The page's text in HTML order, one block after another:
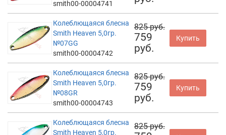
smith00-00004741
Колеблющаяся блесна
Smith Heaven 5,0гр.
№07GG
smith00-00004742
825 руб.
759
руб.
Купить
Колеблющаяся блесна
Smith Heaven 5,0гр.
№08GR
smith00-00004743
825 руб.
759
руб.
Купить
Колеблющаяся блесна
Smith Heaven 5,0гр.
825 руб.